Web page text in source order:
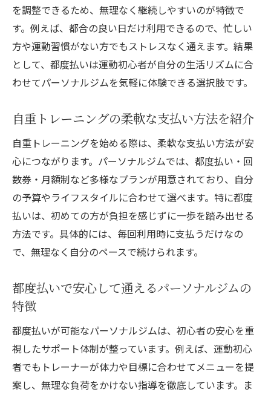
を調整できるため、無理なく継続しやすいのが特徴で
す。例えば、都合の良い日だけ利用できるので、忙しい
方や運動習慣がない方でもストレスなく通えます。結果
として、都度払いは運動初心者が自分の生活リズムに合
わせてパーソナルジムを気軽に体験できる選択肢です。
自重トレーニングの柔軟な支払い方法を紹介
自重トレーニングを始める際は、柔軟な支払い方法が安
心につながります。パーソナルジムでは、都度払い・回
数券・月額制など多様なプランが用意されており、自分
の予算やライフスタイルに合わせて選べます。特に都度
払いは、初めての方が負担を感じずに一歩を踏み出せる
方法です。具体的には、毎回利用時に支払うだけなの
で、無理なく自分のペースで続けられます。
都度払いで安心して通えるパーソナルジムの
特徴
都度払いが可能なパーソナルジムは、初心者の安心を重
視したサポート体制が整っています。例えば、運動初心
者でもトレーナーが体力や目標に合わせてメニューを提
案し、無理な負荷をかけない指導を徹底しています。ま